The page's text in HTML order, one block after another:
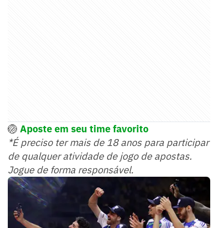
🏐 Aposte em seu time favorito
*É preciso ter mais de 18 anos para participar
de qualquer atividade de jogo de apostas.
Jogue de forma responsável.